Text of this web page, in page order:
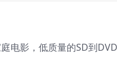
电影，低质量的SD到